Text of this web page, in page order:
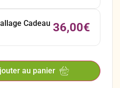
Cadeau 36,00€
au panier